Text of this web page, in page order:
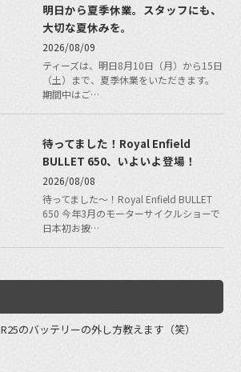
明日から夏季休業。スタッフにも、
大切な夏休みを。
2026/08/09
ティーズは、明日8月10日（月）から15日
（土）まで、夏季休業をいただきます。
期間中はご…
待ってました！Royal Enfield
BULLET 650、いよいよ登場！
2026/08/08
待ってました〜！Royal Enfield BULLET
650 今年3月のモーターサイクルショーで
日本初お披…
R25のバッテリーの外し方教えます（笑）